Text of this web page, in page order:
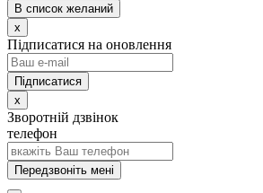
В список желаний
x
Підписатися на оновлення
x
Зворотній дзвінок
телефон
Передзвоніть мені